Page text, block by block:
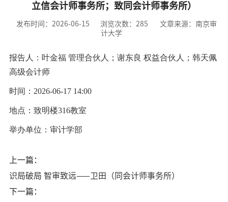
立信会计师事务所；致同会计师事务所）
发布时间：2026-06-15 浏览次数： 285
文章来源：南京审
计大学
报告人：叶金福 管理合伙人；谢东良 权益合伙人；韩天佩
高级会计师
时间：2026-06-17 14:00
地点：致明楼316教室
举办单位：审计学部
上一篇：
识局破局 智审致远——卫田（同会计师事务所）
下一篇：